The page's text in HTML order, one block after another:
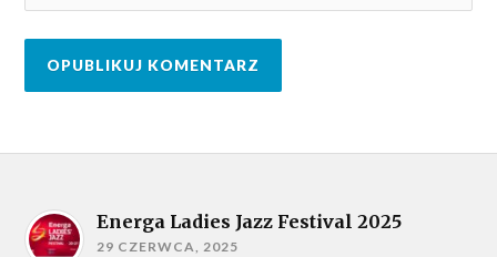
Energa Ladies Jazz Festival 2025
29 CZERWCA, 2025